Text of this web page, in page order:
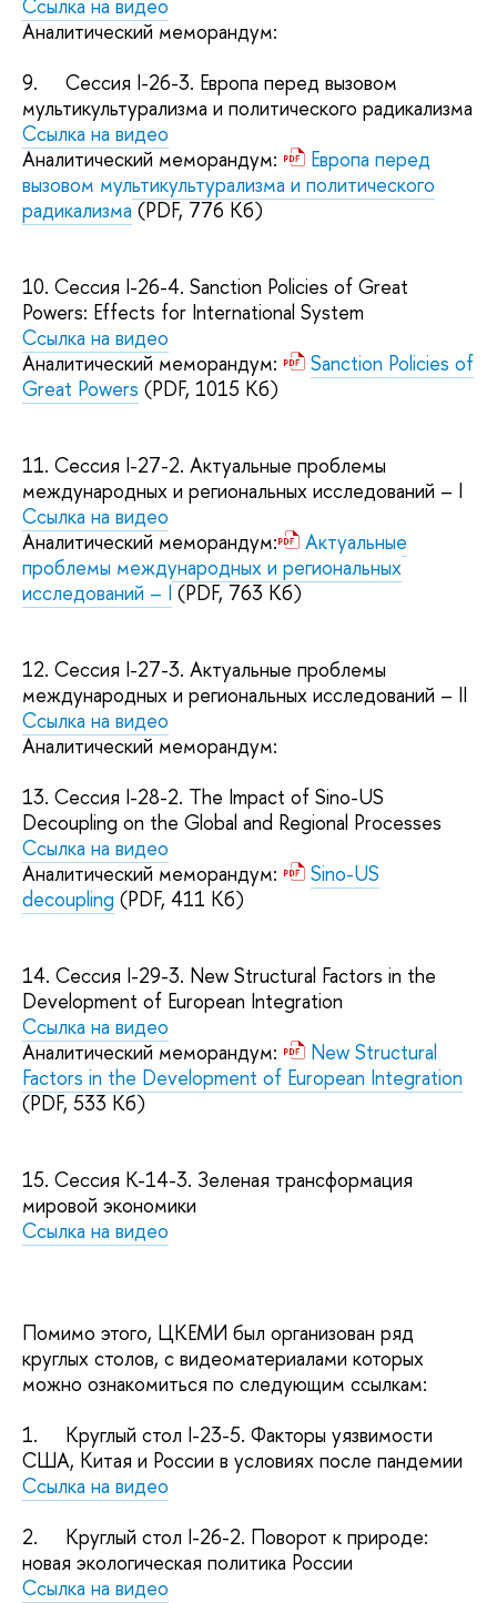
Ссылка на видео
Аналитический меморандум:
9. Сессия I-26-3. Европа перед вызовом
мультикультурализма и политического радикализма
Ссылка на видео
Аналитический меморандум:
Европа перед
вызовом мультикультурализма и политического
радикализма (PDF, 776 Кб)
10. Сессия I-26-4. Sanction Policies of Great
Powers: Effects for International System
Ссылка на видео
Аналитический меморандум:
Sanction Policies of
Great Powers (PDF, 1015 Кб)
11. Сессия I-27-2. Актуальные проблемы
международных и региональных исследований – I
Ссылка на видео
Аналитический меморандум:
Актуальные
проблемы международных и региональных
исследований – I (PDF, 763 Кб)
12. Сессия I-27-3. Актуальные проблемы
международных и региональных исследований – II
Ссылка на видео
Аналитический меморандум:
13. Сессия I-28-2. The Impact of Sino-US
Decoupling on the Global and Regional Processes
Ссылка на видео
Аналитический меморандум:
Sino-US
decoupling (PDF, 411 Кб)
14. Сессия I-29-3. New Structural Factors in the
Development of European Integration
Ссылка на видео
Аналитический меморандум:
New Structural
Factors in the Development of European Integration
(PDF, 533 Кб)
15. Сессия K-14-3. Зеленая трансформация
мировой экономики
Ссылка на видео
Помимо этого, ЦКЕМИ был организован ряд
круглых столов, с видеоматериалами которых
можно ознакомиться по следующим ссылкам:
1. Круглый стол I-23-5. Факторы уязвимости
США, Китая и России в условиях после пандемии
Ссылка на видео
2. Круглый стол I-26-2. Поворот к природе:
новая экологическая политика России
Ссылка на видео